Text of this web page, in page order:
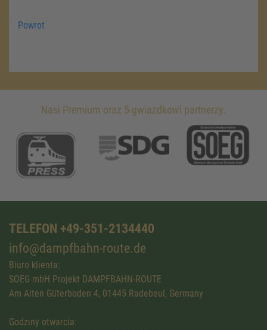
Powrot
Nasi Premium oraz 5-gwiazdkowi partnerzy.
TELEFON +49-351-2134440
info@dampfbahn-route.de
Biuro klienta:
SOEG mbH Projekt DAMPFBAHN-ROUTE
Am Alten Güterboden 4, 01445 Radebeul, Germany
Godziny otwarcia: